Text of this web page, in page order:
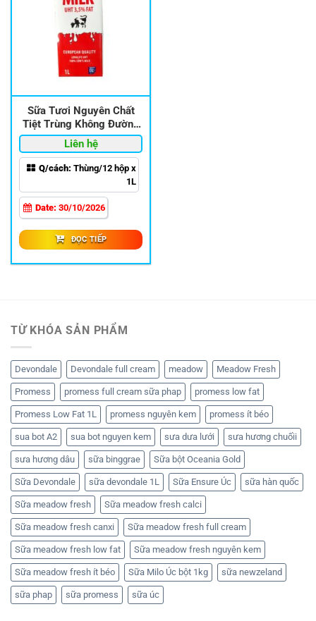
Sữa Tươi Nguyên Chất
Tiệt Trùng Không Đường
Milk Secret Hộp 1 Lít
Liên hệ
Q/cách:Thùng/12 hộp x
1L
Date: 30/10/2026
ĐỌC TIẾP
TỪ KHÓA SẢN PHẨM
Devondale Devondale full cream meadow Meadow Fresh
Promess promess full cream sữa phap promess low fat
Promess Low Fat 1L promess nguyên kem promess ít béo
sua bot A2 sua bot nguyen kem sưa dưa lưới sưa hương chuốii
sưa hương dâu sữa binggrae Sữa bột Oceania Gold
Sữa Devondale sữa devondale 1L Sữa Ensure Úc sữa hàn quốc
Sữa meadow fresh Sữa meadow fresh calci
Sữa meadow fresh canxi Sữa meadow fresh full cream
Sữa meadow fresh low fat Sữa meadow fresh nguyên kem
Sữa meadow fresh ít béo Sữa Milo Úc bột 1kg sữa newzeland
sữa phap sữa promess sữa úc